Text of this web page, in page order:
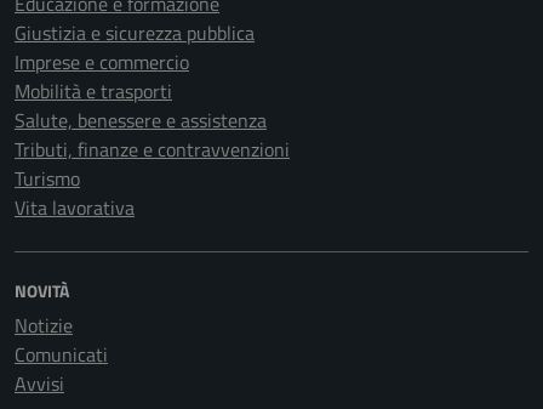
Giustizia e sicurezza pubblica
Imprese e commercio
Mobilità e trasporti
Salute, benessere e assistenza
Tributi, finanze e contravvenzioni
Turismo
Vita lavorativa
NOVITÀ
Notizie
Comunicati
Avvisi